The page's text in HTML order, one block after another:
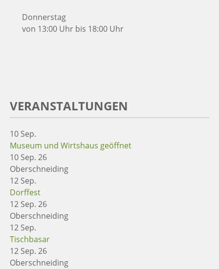
Donnerstag
von 13:00 Uhr bis 18:00 Uhr
VERANSTALTUNGEN
10 Sep.
Museum und Wirtshaus geöffnet
10 Sep. 26
Oberschneiding
12 Sep.
Dorffest
12 Sep. 26
Oberschneiding
12 Sep.
Tischbasar
12 Sep. 26
Oberschneiding